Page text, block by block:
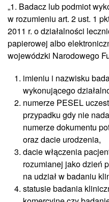
„1. Badacz lub podmiot
w rozumieniu art. 2 ust. 1
2011 r. o działalności
papierowej albo
wojewódzki Narodowego
imieniu i nazwisku
wykonującego
numerze PESEL
przypadku gdy nie
numerze dokumentu
oraz dacie urodzenia,
dacie włączenia
rozumianej jako dzień
na udział w badaniu
statusie badania